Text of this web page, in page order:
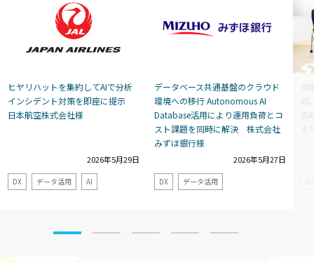
ヒヤリハットを集約してAIで分析
インシデント対策を即座に提示
日本航空株式会社様
2026年5月29日
DX データ活用 AI
データベース共通基盤のクラウド
環境への移行 Autonomous AI
Database活用により運用負荷とコ
スト課題を同時に解決 株式会社
みずほ銀行様
2026年5月27日
DX データ活用
年
成
高